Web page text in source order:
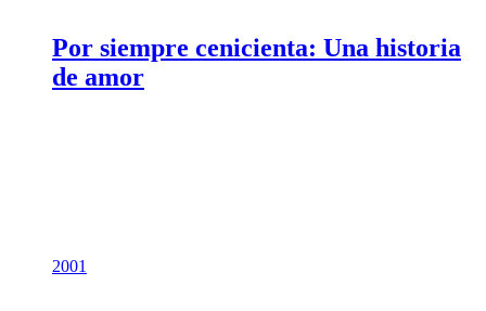
Por siempre cenicienta: Una historia
de amor
2001